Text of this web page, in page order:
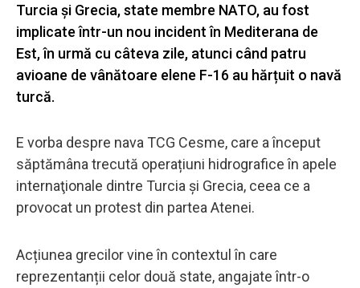
Turcia și Grecia, state membre NATO, au fost
implicate într-un nou incident în Mediterana de
Est, în urmă cu câteva zile, atunci când patru
avioane de vânătoare elene F-16 au hărțuit o navă
turcă.
E vorba despre nava TCG Cesme, care a început
săptămâna trecută operațiuni hidrografice în apele
internaţionale dintre Turcia şi Grecia, ceea ce a
provocat un protest din partea Atenei.
Acțiunea grecilor vine în contextul în care
reprezentanții celor două state, angajate într-o